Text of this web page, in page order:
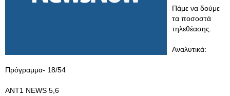
Πάμε να δούμε
τα ποσοστά
τηλεθέασης.
Αναλυτικά:
Πρόγραμμα- 18/54
ΑΝΤ1 NEWS 5,6